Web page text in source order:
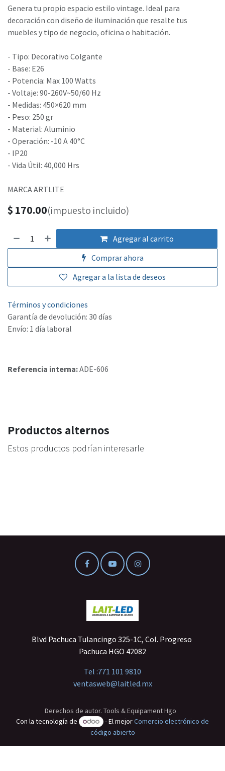
Genera tu propio espacio estilo vintage. Ideal para
decoración con diseño de iluminación que resalte tus
muebles y tipo de negocio, oficina o habitación.
- Tipo: Decorativo Colgante
- Base: E26
- Potencia: Max 100 Watts
- Voltaje: 90-260V~50/60 Hz
- Medidas: 450×620 mm
- Peso: 250 gr
- Material: Aluminio
- Operación: -10 A 40°C
- IP20
- Vida Útil: 40,000 Hrs
MARCA ARTLITE
$ 170.00(impuesto incluido)
Agregar al carrito
Comprar ahora
Agregar a la lista de deseos
Términos y condiciones
Garantía de devolución: 30 días
Envío: 1 día laboral
Referencia interna:ADE-606
Productos alternos
Estos productos podrían interesarle
Blvd Pachuca Tulancingo 325-1C, Col. Progreso
Pachuca HGO 42082
Tel :771 101 9810
ventasweb@laitled.mx
Derechos de autor. Tools & Equipament Hgo
Con la tecnología de
- El mejorComercio electrónico de
código abierto